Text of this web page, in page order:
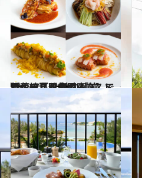
2023.7.7
【ホテル雅叙園東京】で百花繚乱！ 館内4レストランで夏限定の 「涼麺」、どれ食べる？
グルメ